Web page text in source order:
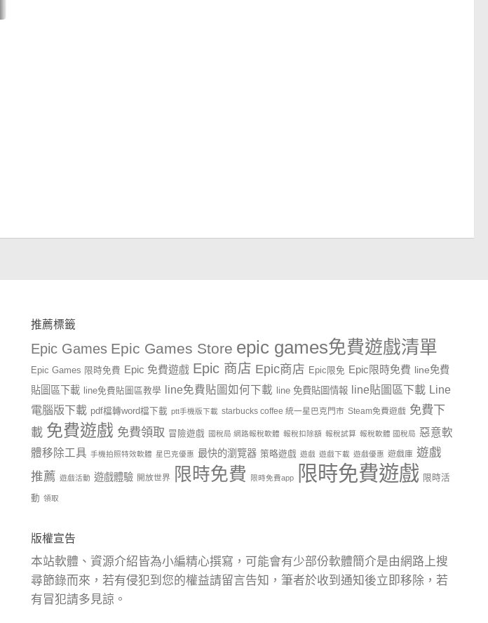
推薦標籤
Epic Games Epic Games Store epic games免費遊戲清單
Epic Games 限時免費 Epic 免費遊戲 Epic 商店 Epic商店 Epic限免 Epic限時免費 line免費
貼圖區下載
line免費貼圖區教學 line免費貼圖如何下載 line 免費貼圖情報 line貼圖區下載 Line
電腦版下載 pdf檔轉word檔下載 ptt手機版下載 starbucks coffee 統一星巴克門市 Steam免費遊戲 免費下
載 免費遊戲 免費領取 冒險遊戲 國稅局 網路報稅軟體 報稅扣除額 報稅試算 報稅軟體 國稅局 惡意軟
體移除工具 手機拍照特效軟體 星巴克優惠 最快的瀏覽器 策略遊戲 遊戲 遊戲下載 遊戲優惠 遊戲庫 遊戲
推薦 遊戲活動 遊戲體驗 開放世界 限時免費 限時免費app 限時免費遊戲 限時活
動 領取
版權宣告
本站軟體、資源介紹皆為小編精心撰寫，可能會有少部份軟體簡介是由網路上搜
尋節錄而來，若有侵犯到您的權益請留言告知，筆者於收到通知後立即移除，若
有冒犯請多見諒。